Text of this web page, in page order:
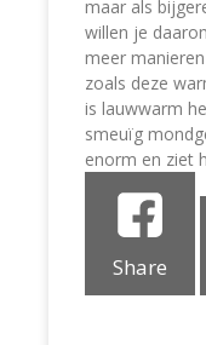
maar als
willen je
meer
zoals deze
is lauwwarm
smeuïg
enorm en ziet
Share